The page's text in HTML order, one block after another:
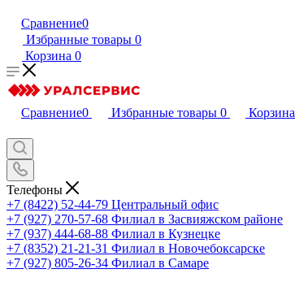
Сравнение0
Избранные товары 0
Корзина 0
Сравнение0 Избранные товары 0 Корзина
Телефоны
+7 (8422) 52-44-79 Центральный офис
+7 (927) 270-57-68 Филиал в Засвияжском районе
+7 (937) 444-68-88 Филиал в Кузнецке
+7 (8352) 21-21-31 Филиал в Новочебоксарске
+7 (927) 805-26-34 Филиал в Самаре